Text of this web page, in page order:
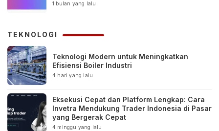
1 bulan yang lalu
TEKNOLOGI
Teknologi Modern untuk Meningkatkan
Efisiensi Boiler Industri
4 hari yang lalu
Eksekusi Cepat dan Platform Lengkap: Cara
Invetra Mendukung Trader Indonesia di Pasar
yang Bergerak Cepat
4 minggu yang lalu